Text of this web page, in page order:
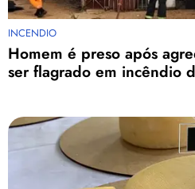
INCENDIO
Homem é preso após
ser flagrado em incêndio